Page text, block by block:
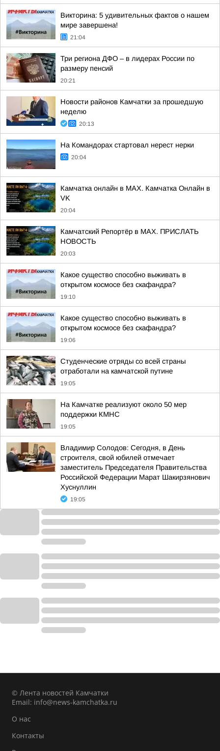
Викторина: 5 удивительных фактов о нашем
мире завершена!
21:04
Три региона ДФО – в лидерах России по
размеру пенсий
20:21
Новости районов Камчатки за прошедшую
неделю
20:13
На Командорах стартовал нерест нерки
20:04
Камчатка онлайн в MAX. Камчатка Онлайн в
VK
20:04
Камчатский Репортёр в MAX. ПРИСЛАТЬ
НОВОСТЬ
20:03
Какое существо способно выживать в
открытом космосе без скафандра?
19:10
Какое существо способно выживать в
открытом космосе без скафандра?
19:06
Студенческие отряды со всей страны
отработали на камчатской путине
19:05
На Камчатке реализуют около 50 мер
поддержки КМНС
19:05
Владимир Солодов: Сегодня, в День
строителя, свой юбилей отмечает
заместитель Председателя Правительства
Российской Федерации Марат Шакирзянович
Хуснуллин
19:05
© Лента новостей Камчатки
Email: info@news-kamchatka.ru
О нас
Контакты